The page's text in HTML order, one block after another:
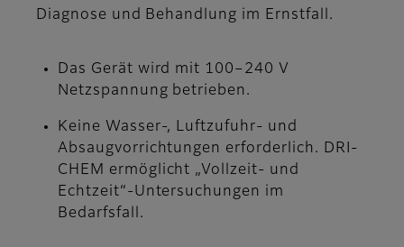
Diagnose und Behandlung im Ernstfall.
Das Gerät wird mit 100–240 V
Netzspannung betrieben.
Keine Wasser-, Luftzufuhr- und
Absaugvorrichtungen erforderlich. DRI-
CHEM ermöglicht „Vollzeit- und
Echtzeit“-Untersuchungen im
Bedarfsfall.